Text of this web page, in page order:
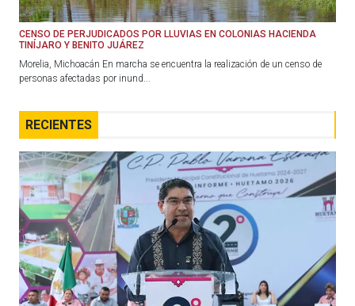
CENSO DE PERJUDICADOS POR LLUVIAS EN COLONIAS HACIENDA
TINÍJARO Y BENITO JUÁREZ
Morelia, Michoacán En marcha se encuentra la realización de un censo de
personas afectadas por inund...
RECIENTES